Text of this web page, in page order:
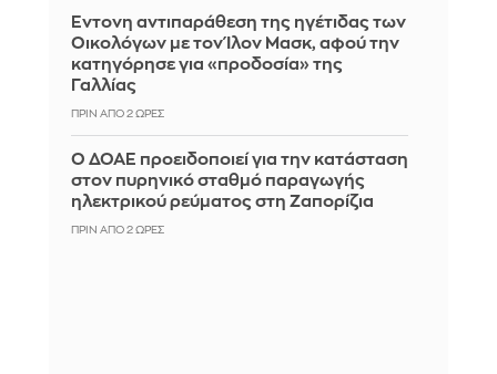
Έντονη αντιπαράθεση της ηγέτιδας των
Οικολόγων με τον Ίλον Μασκ, αφού την
κατηγόρησε για «προδοσία» της
Γαλλίας
ΠΡΙΝ ΑΠΌ 2 ΏΡΕΣ
Ο ΔΟΑΕ προειδοποιεί για την κατάσταση
στον πυρηνικό σταθμό παραγωγής
ηλεκτρικού ρεύματος στη Ζαπορίζια
ΠΡΙΝ ΑΠΌ 2 ΏΡΕΣ